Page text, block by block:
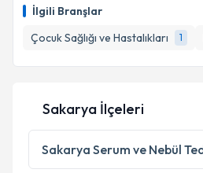
İlgili Branşlar
Çocuk Sağlığı ve Hastalıkları
1
Sakarya İlçeleri
Sakarya Serum ve Nebül